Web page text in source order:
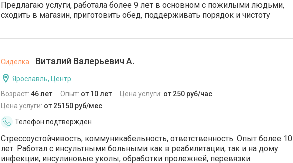
Предлагаю услуги, работала более 9 лет в основном с пожилыми людьми,
сходить в магазин, приготовить обед, поддерживать порядок и чистоту
Сиделка Виталий Валерьевич А.
Ярославль, Центр
Возраст: 46 лет Опыт: от 10 лет Цена услуги: от 250 руб/час
Цена услуги: от 25150 руб/мес
Телефон подтвержден
Стрессоустойчивость, коммуникабельность, ответственность. Опыт более 10
лет. Работал с инсультными больными как в реабилитации, так и на дому:
инфекции, инсулиновые уколы, обработки пролежней, перевязки.